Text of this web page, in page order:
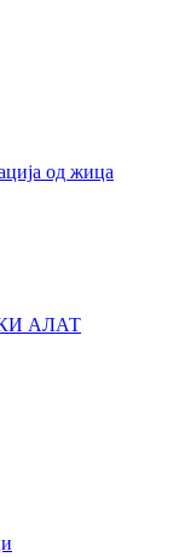
од жица
АЛАТ